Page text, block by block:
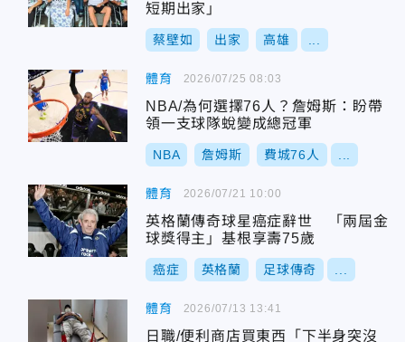
短期出家」
蔡壁如 出家 高雄
體育
NBA/為何選擇76人？詹姆斯：盼帶
領一支球隊蛻變成總冠軍
NBA 詹姆斯 費城76人
2026/07/25 08:03
體育
英格蘭傳奇球星癌症辭世 「兩屆金
球獎得主」基根享壽75歲
癌症 英格蘭 足球傳奇
2026/07/21 10:00
體育
日職/便利商店買東西「下半身突沒
2026/07/13 13:41